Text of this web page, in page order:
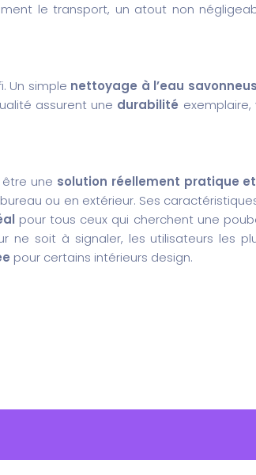
le transport, un atout non
Un simple nettoyage à l’eau
assurent une durabilité
une solution réellement pratique
ou en extérieur. Ses
pour tous ceux qui cherchent une
ne soit à signaler, les utilisateurs les
pour certains intérieurs design.